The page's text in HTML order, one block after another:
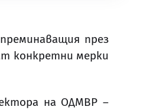
през
конкретни мерки
на ОДМВР –